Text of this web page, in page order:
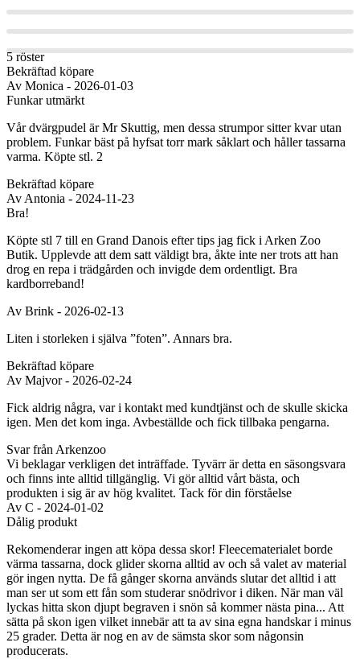
5 röster
Bekräftad köpare
Av Monica - 2026-01-03
Funkar utmärkt
Vår dvärgpudel är Mr Skuttig, men dessa strumpor sitter kvar utan
problem. Funkar bäst på hyfsat torr mark såklart och håller tassarna
varma. Köpte stl. 2
Bekräftad köpare
Av Antonia - 2024-11-23
Bra!
Köpte stl 7 till en Grand Danois efter tips jag fick i Arken Zoo
Butik. Upplevde att dem satt väldigt bra, åkte inte ner trots att han
drog en repa i trädgården och invigde dem ordentligt. Bra
kardborreband!
Av Brink - 2026-02-13
Liten i storleken i själva ”foten”. Annars bra.
Bekräftad köpare
Av Majvor- 2026-02-24
Fick aldrig några, var i kontakt med kundtjänst och de skulle skicka
igen. Men det kom inga. Avbeställde och fick tillbaka pengarna.
Svar från Arkenzoo
Vi beklagar verkligen det inträffade. Tyvärr är detta en säsongsvara
och finns inte alltid tillgänglig. Vi gör alltid vårt bästa, och
produkten i sig är av hög kvalitet. Tack för din förståelse
Av C - 2024-01-02
Dålig produkt
Rekomenderar ingen att köpa dessa skor! Fleecematerialet borde
värma tassarna, dock glider skorna alltid av och så valet av material
gör ingen nytta. De få gånger skorna används slutar det alltid i att
man ser ut som ett fån som studerar snödrivor i diken. När man väl
lyckas hitta skon djupt begraven i snön så kommer nästa pina... Att
sätta på skon igen vilket innebär att ta av sina egna handskar i minus
25 grader. Detta är nog en av de sämsta skor som någonsin
producerats.